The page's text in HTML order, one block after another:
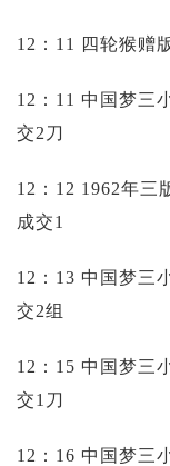
12：11 四轮猴赠
12：11 中国梦三
交2刀
12：12 1962年三
成交1
12：13 中国梦三
交2组
12：15 中国梦三
交1刀
12：16 中国梦三